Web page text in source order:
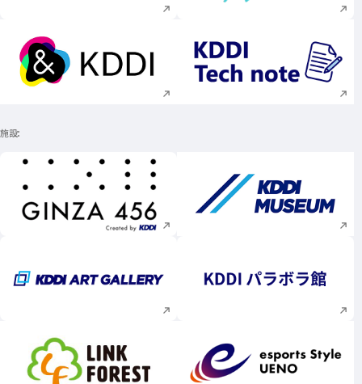
新規ウィンドウで開く 新規ウィンドウで
施設
新規ウィンドウで開く 新規ウィンドウで
新規ウィンドウで開く 新規ウィンドウで
新規ウィンドウで開く 新規ウィンドウで